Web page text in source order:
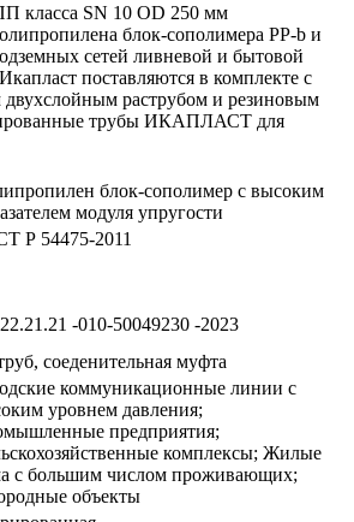
SN 10 OD 250 мм
блок-сополимера PP-b и
сетей ливневой и бытовой
поставляются в комплекте с
двухслойным раструбом и резиновым
трубы ИКАПЛАСТ для
блок-сополимер с высоким
модуля упругости
Р 54475-2011
-010-50049230 -2023
соеденительная муфта
коммуникационные линии с
уровнем давления;
предприятия;
комплексы; Жилые
с большим числом проживающих;
объекты